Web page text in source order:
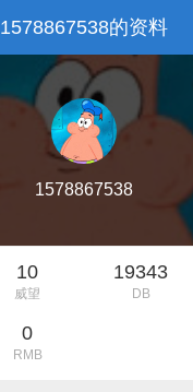
1578867538的资料
1578867538
10
威望
19343
DB
0
RMB